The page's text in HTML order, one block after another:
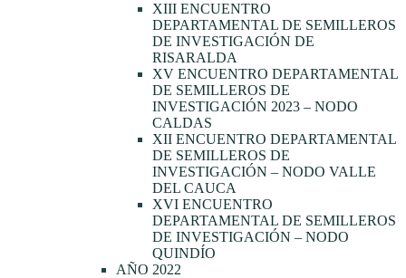
XIII ENCUENTRO
DEPARTAMENTAL DE SEMILLEROS
DE INVESTIGACIÓN DE
RISARALDA
XV ENCUENTRO DEPARTAMENTAL
DE SEMILLEROS DE
INVESTIGACIÓN 2023 – NODO
CALDAS
XII ENCUENTRO DEPARTAMENTAL
DE SEMILLEROS DE
INVESTIGACIÓN – NODO VALLE
DEL CAUCA
XVI ENCUENTRO
DEPARTAMENTAL DE SEMILLEROS
DE INVESTIGACIÓN – NODO
QUINDÍO
AÑO 2022